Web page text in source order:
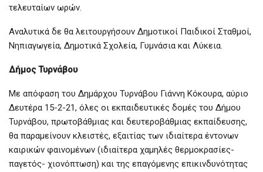
τελευταίων ωρών.
Αναλυτικά δε θα λειτουργήσουν Δημοτικοί Παιδικοί Σταθμοί,
Νηπιαγωγεία, Δημοτικά Σχολεία, Γυμνάσια και Λύκεια.
Δήμος Τυρνάβου
Με απόφαση του Δημάρχου Τυρνάβου Γιάννη Κόκουρα, αύριο
Δευτέρα 15-2-21, όλες οι εκπαιδευτικές δομές του Δήμου
Τυρνάβου, πρωτοβάθμιας και δευτεροβάθμιας εκπαίδευσης,
θα παραμείνουν κλειστές, εξαιτίας των ιδιαίτερα έντονων
καιρικών φαινομένων (ιδιαίτερα χαμηλές θερμοκρασίες-
παγετός- χιονόπτωση) και της επαγόμενης επικινδυνότητας